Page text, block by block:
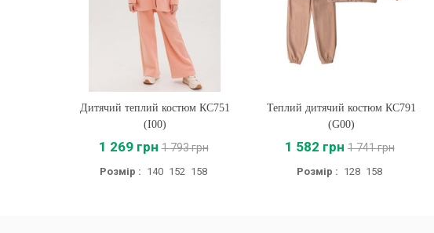
Купити
Дитячий теплий костюм КС751
(I00)
1 269 грн 1 793 грн
Розмір : 140 152 158
Купити
Теплий дитячий костюм КС791
(G00)
1 582 грн 1 741 грн
Розмір : 128 158